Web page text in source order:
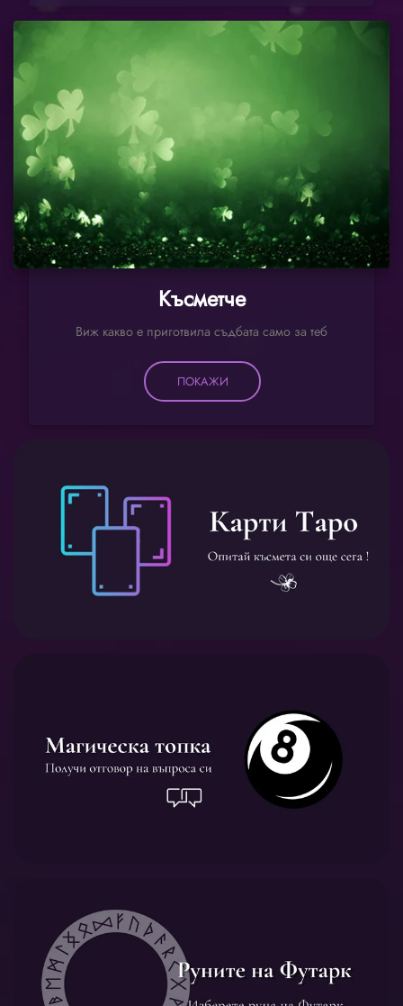
Късметче
Виж какво е приготвила съдбата само за теб
ПОКАЖИ